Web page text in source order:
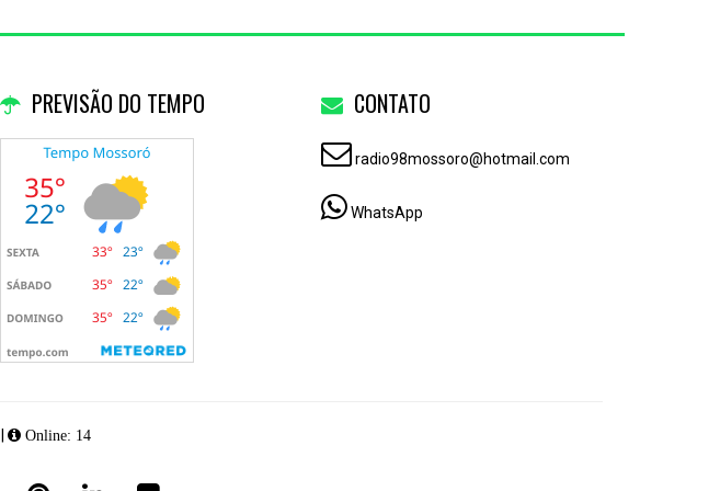
PREVISÃO DO TEMPO CONTATO
radio98mossoro@hotmail.com
WhatsApp
Online: 14